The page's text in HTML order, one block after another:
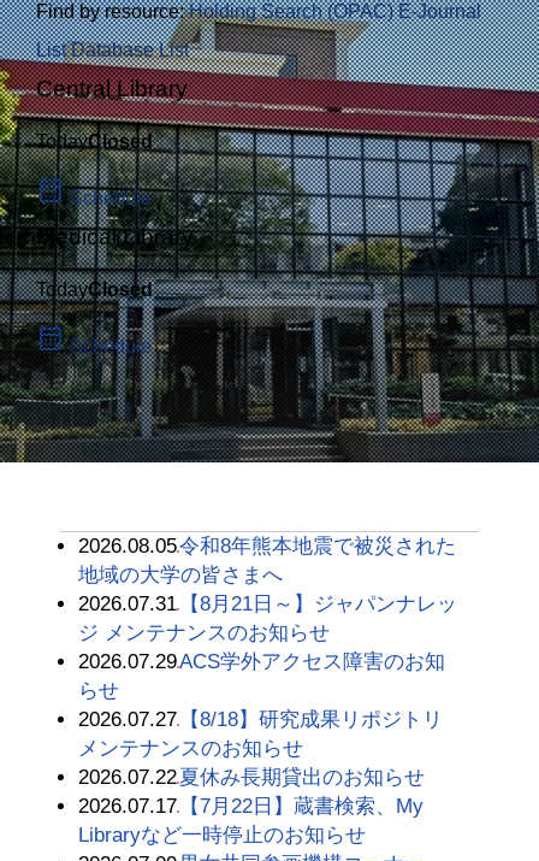
Find by resource: Holding Search (OPAC) E-Journal
List Database List
Central Library
TodayClosed
calendar_monthSchedule
Medical Library
TodayClosed
calendar_monthSchedule
2026.08.05令和8年熊本地震で被災された
地域の大学の皆さまへ
2026.07.31
【8月21日～】ジャパンナレッ
ジ メンテナンスのお知らせ
2026.07.29ACS学外アクセス障害のお知
らせ
2026.07.27
【8/18】研究成果リポジトリ
メンテナンスのお知らせ
2026.07.22夏休み長期貸出のお知らせ
2026.07.17
【7月22日】蔵書検索、My
Libraryなど一時停止のお知らせ